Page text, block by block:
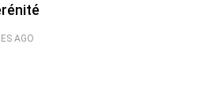
AGO